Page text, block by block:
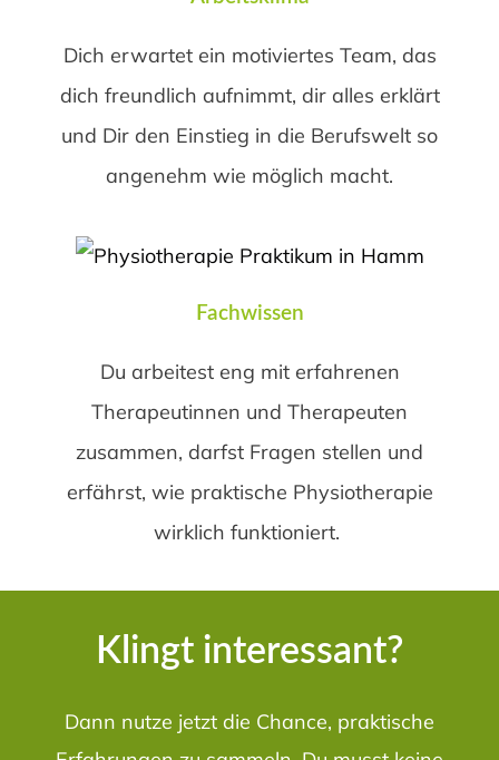
Fachwissen
Du arbeitest eng mit erfahrenen
Therapeutinnen und Therapeuten
zusammen, darfst Fragen stellen und
erfährst, wie praktische Physiotherapie
wirklich funktioniert.
Dich erwartet ein motiviertes Team, das
dich freundlich aufnimmt, dir alles erklärt
und Dir den Einstieg in die Berufswelt so
angenehm wie möglich macht.
Klingt interessant?
Dann nutze jetzt die Chance, praktische